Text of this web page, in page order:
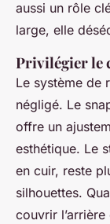
aussi un rôle
large, elle
Privilégier le
Le système de
négligé. Le
offre un
esthétique. Le
en cuir, reste
silhouettes.
couvrir